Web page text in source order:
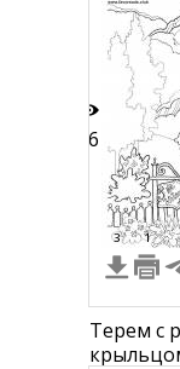
16
3 1
Терем с